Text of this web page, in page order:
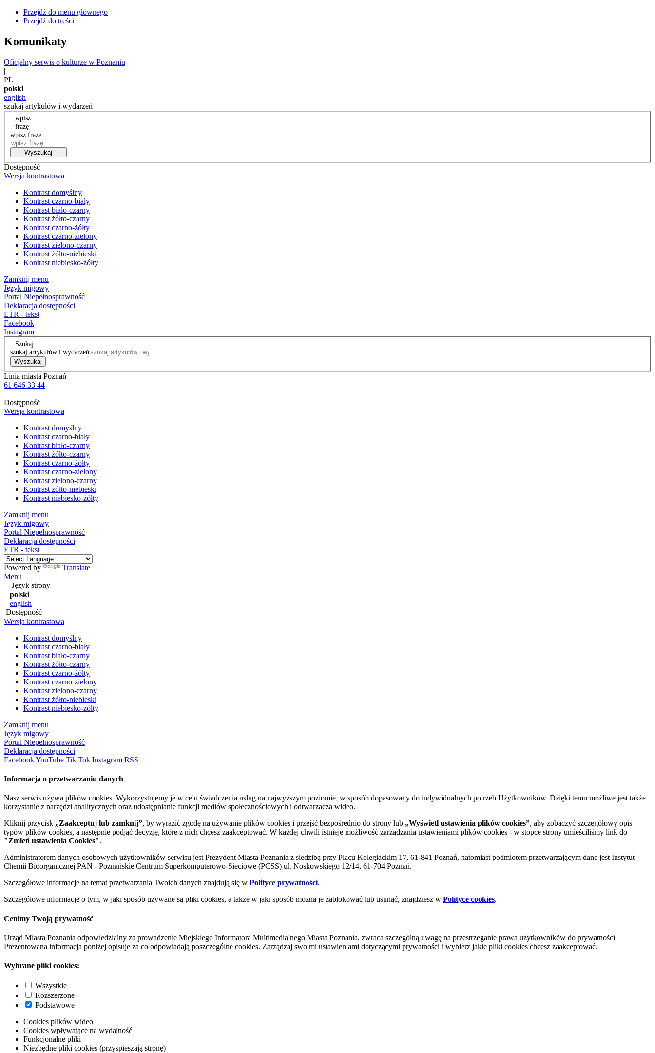
Przejdź do menu głównego
Przejdź do treści
Komunikaty
Oficjalny serwis o kulturze w Poznaniu
|
PL
polski
english
szukaj artykułów i wydarzeń
wpisz
frazę
wpisz frazę
Wyszukaj
Dostępność
Wersja kontrastowa
Kontrast domyślny
Kontrast czarno-biały
Kontrast biało-czarny
Kontrast żółto-czarny
Kontrast czarno-żółty
Kontrast czarno-zielony
Kontrast zielono-czarny
Kontrast żółto-niebieski
Kontrast niebiesko-żółty
Zamknij menu
Język migowy
Portal Niepełnosprawność
Deklaracja dostępności
ETR - tekst
Facebook
Instagram
Szukaj
szukaj artykułów i wydarzeń
Wyszukaj
Linia miasta Poznań
61 646 33 44
Dostępność
Wersja kontrastowa
Kontrast domyślny
Kontrast czarno-biały
Kontrast biało-czarny
Kontrast żółto-czarny
Kontrast czarno-żółty
Kontrast czarno-zielony
Kontrast zielono-czarny
Kontrast żółto-niebieski
Kontrast niebiesko-żółty
Zamknij menu
Język migowy
Portal Niepełnosprawność
Deklaracja dostępności
ETR - tekst
Powered by
Translate
Menu
Język strony
polski
english
Dostępność
Wersja kontrastowa
Kontrast domyślny
Kontrast czarno-biały
Kontrast biało-czarny
Kontrast żółto-czarny
Kontrast czarno-żółty
Kontrast czarno-zielony
Kontrast zielono-czarny
Kontrast żółto-niebieski
Kontrast niebiesko-żółty
Zamknij menu
Język migowy
Portal Niepełnosprawność
Deklaracja dostępności
FacebookYouTube Tik Tok Instagram RSS
Informacja o przetwarzaniu danych
Nasz serwis używa plików cookies. Wykorzystujemy je w celu świadczenia usług na najwyższym poziomie, w sposób dopasowany do indywidualnych potrzeb Użytkowników. Dzięki temu możliwe jest także
korzystanie z narzędzi analitycznych oraz udostępnianie funkcji mediów społecznościowych i odtwarzacza wideo.
Kliknij przycisk „Zaakceptuj lub zamknij”, by wyrazić zgodę na używanie plików cookies i przejść bezpośrednio do strony lub „Wyświetl ustawienia plików cookies”, aby zobaczyć szczegółowy opis
typów plików cookies, a następnie podjąć decyzję, które z nich chcesz zaakceptować. W każdej chwili istnieje możliwość zarządzania ustawieniami plików cookies - w stopce strony umieściliśmy link do
"Zmień ustawienia Cookies".
Administratorem danych osobowych użytkowników serwisu jest Prezydent Miasta Poznania z siedzibą przy Placu Kolegiackim 17, 61-841 Poznań, natomiast podmiotem przetwarzającym dane jest Instytut
Chemii Bioorganicznej PAN - Poznańskie Centrum Superkomputerowo-Sieciowe (PCSS) ul. Noskowskiego 12/14, 61-704 Poznań.
Szczegółowe informacje na temat przetwarzania Twoich danych znajdują się w Polityce prywatności.
Szczegółowe informacje o tym, w jaki sposób używane są pliki cookies, a także w jaki sposób można je zablokować lub usunąć, znajdziesz w Polityce cookies.
Cenimy Twoją prywatność
Urząd Miasta Poznania odpowiedzialny za prowadzenie Miejskiego Informatora Multimedialnego Miasta Poznania, zwraca szczególną uwagę na przestrzeganie prawa użytkowników do prywatności.
Prezentowana informacja poniżej opisuje za co odpowiadają poszczególne cookies. Zarządzaj swoimi ustawieniami dotyczącymi prywatności i wybierz jakie pliki cookies chcesz zaakceptować.
Wybrane pliki cookies:
Wszystkie
Rozszerzone
Podstawowe
Cookies plików wideo
Cookies wpływające na wydajność
Funkcjonalne pliki
Niezbędne pliki cookies (przyspieszają stronę)